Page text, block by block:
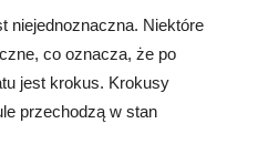
niejednoznaczna. Niektóre
co oznacza, że po
jest krokus. Krokusy
przechodzą w stan